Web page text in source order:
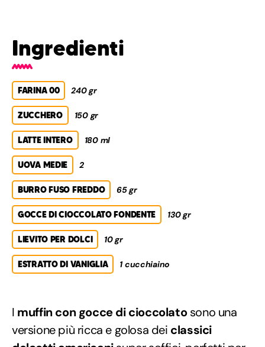
Ingredienti
FARINA 00 240 gr
ZUCCHERO 150 gr
LATTE INTERO 180 ml
UOVA MEDIE 2
BURRO FUSO FREDDO 65 gr
GOCCE DI CIOCCOLATO FONDENTE 130 gr
LIEVITO PER DOLCI 10 gr
ESTRATTO DI VANIGLIA 1 cucchiaino
I muffin con gocce di cioccolatosono una
versione più ricca e golosa dei classici